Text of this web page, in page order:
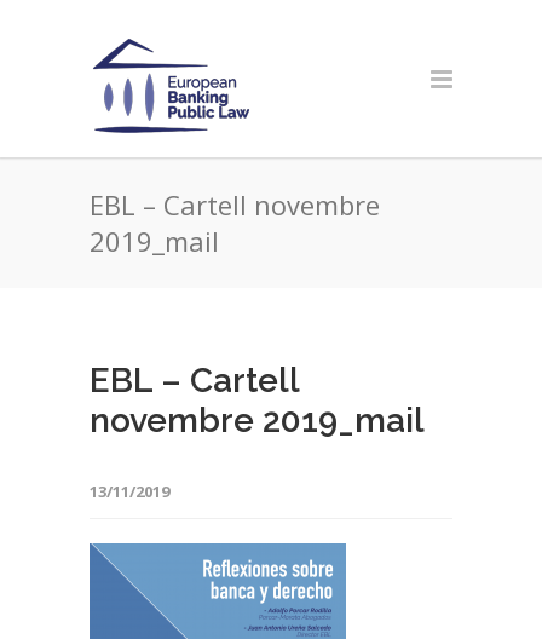
EBL – Cartell novembre
2019_mail
EBL – Cartell
novembre 2019_mail
13/11/2019